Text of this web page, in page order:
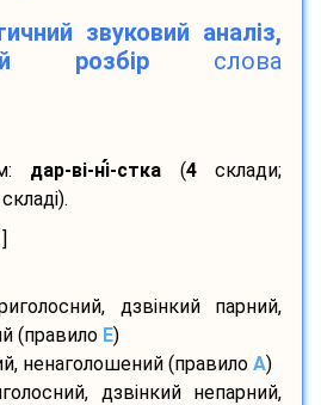
звуковий аналіз,
розбір слова
дар-ві-ні-стка (4склади;
складі).
дзвінкий парний,
(правило E)
ненаголошений (правило A)
дзвінкий непарний,